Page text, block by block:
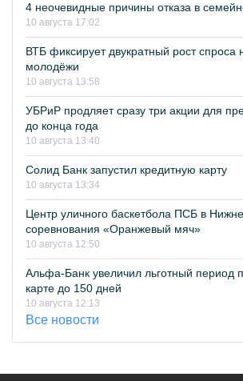
4 неочевидные причины отказа в
10 августа 17:02
ВТБ фиксирует двукратный рост
молодёжи
10 августа 13:58
УБРиР продляет сразу три акции для
до конца года
10 августа 13:40
Солид Банк запустил кредитную карту
10 августа 13:34
Центр уличного баскетбола ПСБ в
соревнования «Оранжевый мяч»
10 августа 12:50
Альфа-Банк увеличил льготный период
карте до 150 дней
10 августа 12:13
Все новости